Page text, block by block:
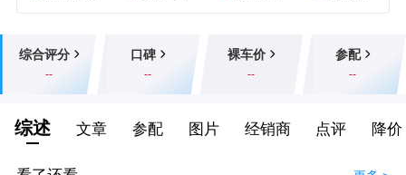
综合评分
--
口碑
--
裸车价
--
参配
--
综述 文章 参配 图片 经销商 点评 降价